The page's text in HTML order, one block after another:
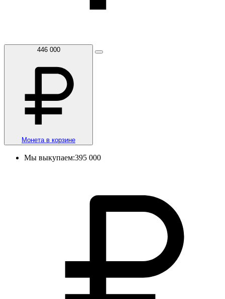
446 000
Монета в корзине
Мы выкупаем:395 000